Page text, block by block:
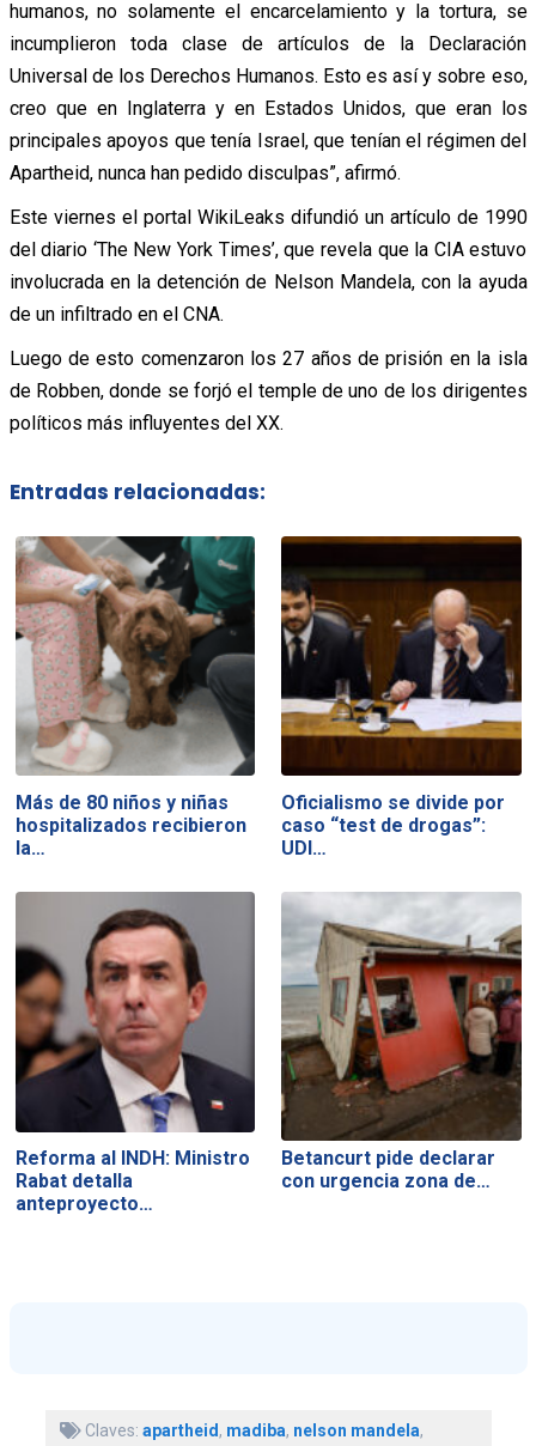
humanos, no solamente el encarcelamiento y la tortura, se
incumplieron toda clase de artículos de la Declaración
Universal de los Derechos Humanos. Esto es así y sobre eso,
creo que en Inglaterra y en Estados Unidos, que eran los
principales apoyos que tenía Israel, que tenían el régimen del
Apartheid, nunca han pedido disculpas”, afirmó.
Este viernes el portal WikiLeaks difundió un artículo de 1990
del diario ‘The New York Times’, que revela que la CIA estuvo
involucrada en la detención de Nelson Mandela, con la ayuda
de un infiltrado en el CNA.
Luego de esto comenzaron los 27 años de prisión en la isla
de Robben, donde se forjó el temple de uno de los dirigentes
políticos más influyentes del XX.
Entradas relacionadas:
Más de 80 niños y niñas
hospitalizados recibieron
la…
Oficialismo se divide por
caso “test de drogas”:
UDI…
Reforma al INDH: Ministro
Rabat detalla
anteproyecto…
Betancurt pide declarar
con urgencia zona de…
Claves: apartheid, madiba, nelson mandela,